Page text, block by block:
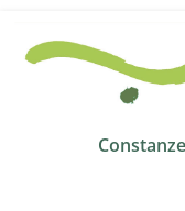
Inhalt
springen